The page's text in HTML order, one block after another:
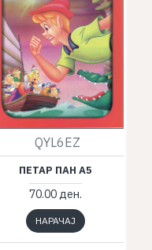
QYL6EZ
ПЕТАР ПАН А5
70.00 ден.
НАРАЧАЈ